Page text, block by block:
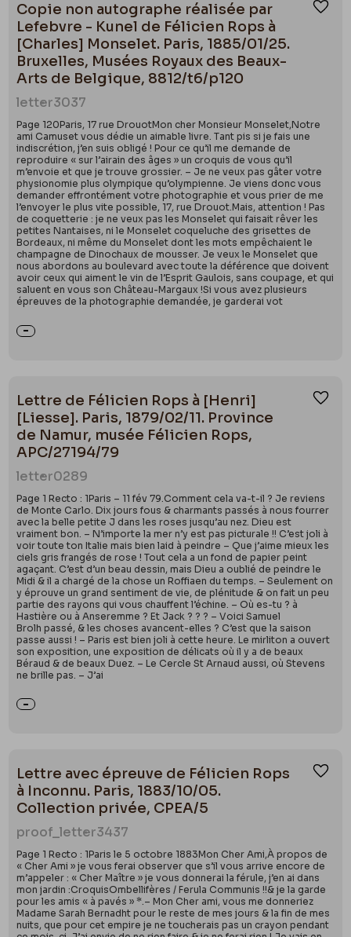
Copie non autographe réalisée par
Lefebvre - Kunel de Félicien Rops à
[Charles] Monselet. Paris, 1885/01/25.
Bruxelles, Musées Royaux des Beaux-
Arts de Belgique, 8812/t6/p120
letter3037
Page 120Paris, 17 rue DrouotMon cher Monsieur Monselet,Notre
ami Camuset vous dédie un aimable livre. Tant pis si je fais une
indiscrétion, j’en suis obligé ! Pour ce qu’il me demande de
reproduire « sur l’airain des âges » un croquis de vous qu’il
m’envoie et que je trouve grossier. – Je ne veux pas gâter votre
physionomie plus olympique qu’olympienne. Je viens donc vous
demander effrontément votre photographie et vous prier de me
l’envoyer le plus vite possible, 17, rue Drouot.Mais, attention ! Pas
de coquetterie : je ne veux pas les Monselet qui faisait rêver les
petites Nantaises, ni le Monselet coqueluche des grisettes de
Bordeaux, ni même du Monselet dont les mots empêchaient le
champagne de Dinochaux de mousser. Je veux le Monselet que
nous abordons au boulevard avec toute la déférence que doivent
avoir ceux qui aiment le vin de l’Esprit Gaulois, sans coupage, et qui
saluent en vous son Château-Margaux !Si vous avez plusieurs
épreuves de la photographie demandée, je garderai vot
Lettre de Félicien Rops à [Henri]
[Liesse]. Paris, 1879/02/11. Province
de Namur, musée Félicien Rops,
APC/27194/79
letter0289
Page 1 Recto : 1Paris – 11 fév 79.Comment cela va-t-il ? Je reviens
de Monte Carlo. Dix jours fous & charmants passés à nous fourrer
avec la belle petite J dans les roses jusqu’au nez. Dieu est
vraiment bon. – N’importe la mer n’y est pas picturale !! C’est joli à
voir toute ton Italie mais bien laid à peindre – Que j’aime mieux les
ciels gris frangés de rose ! Tout cela a un fond de papier peint
agaçant. C’est d’un beau dessin, mais Dieu a oublié de peindre le
Midi & il a chargé de la chose un Roffiaen du temps. – Seulement on
y éprouve un grand sentiment de vie, de plénitude & on fait un peu
partie des rayons qui vous chauffent l’échine. – Où es-tu ? à
Hastière ou à Anseremme ? Et Jack ? ? ? – Voici Samuel
Brolh passé, & les choses avancent-elles ? C’est que la saison
passe aussi ! – Paris est bien joli à cette heure. Le mirliton a ouvert
son exposition, une exposition de délicats où il y a de beaux
Béraud & de beaux Duez. – Le Cercle St Arnaud aussi, où Stevens
ne brille pas. – J’ai
Lettre avec épreuve de Félicien Rops
à Inconnu. Paris, 1883/10/05.
Collection privée, CPEA/5
proof_letter3437
Page 1 Recto : 1Paris le 5 octobre 1883Mon Cher Ami,À propos de
« Cher Ami » je vous ferai observer que s’il vous arrive encore de
m’appeler : « Cher Maître » je vous donnerai la férule, j’en ai dans
mon jardin :CroquisOmbellifères / Ferula Communis !!& je la garde
pour les amis « à pavés » *.– Mon Cher ami, vous me donneriez
Madame Sarah Bernadht pour le reste de mes jours & la fin de mes
nuits, que pour cet empire je ne toucherais pas un crayon pendant